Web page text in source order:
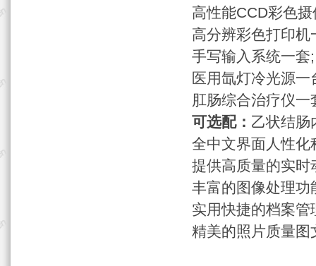
高性能CCD彩色
高分辨彩色打印机
手写输入系统一套;
医用氙灯冷光源一
肛肠综合治疗仪一
可选配： 乙状结肠
全中文界面人性化
提供高质量的实时
丰富的图像处理功
实用快捷的档案管
精美的照片质量图